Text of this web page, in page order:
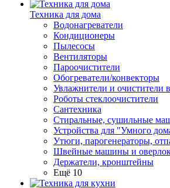
Техника для дома
Водонагреватели
Кондиционеры
Пылесосы
Вентиляторы
Пароочистители
Обогреватели/конвекторы
Увлажнители и очистители
Роботы стеклоочистители
Сантехника
Стиральные, сушильные
Устройства для "Умного
Утюги, парогенераторы,
Швейные машины и
Держатели, кронштейны
Ещё 10